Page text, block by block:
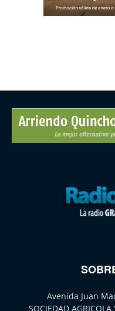
Avenida Juan
SOCIEDAD